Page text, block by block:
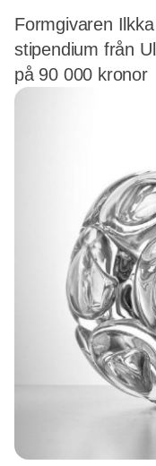
Formgivaren
stipendium från
på 90 000 kronor